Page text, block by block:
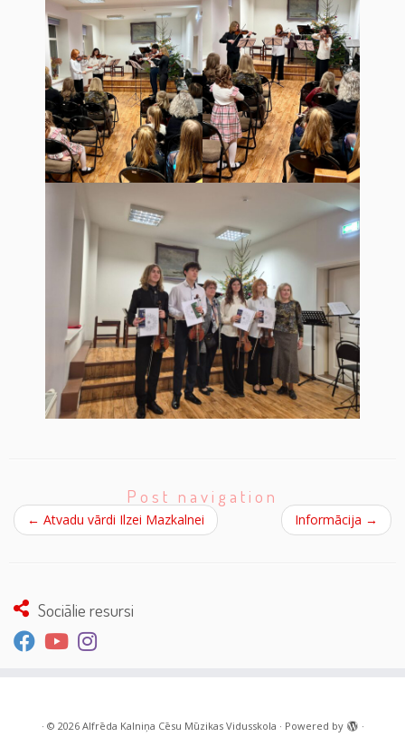
Post navigation
← Atvadu vārdi Ilzei Mazkalnei Informācija →
Sociālie resursi
· © 2026 Alfrēda Kalniņa Cēsu Mūzikas Vidusskola · Powered by ·